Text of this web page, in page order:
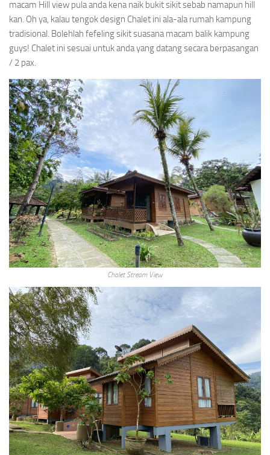
macam Hill view pula anda kena naik bukit sikit sebab namapun hill
kan. Oh ya, kalau tengok design Chalet ini ala-ala rumah kampung
tradisional. Bolehlah fefeling sikit suasana macam balik kampung
guys! Chalet ini sesuai untuk anda yang datang secara berpasangan
/ 2 pax.
Chalet Stream View